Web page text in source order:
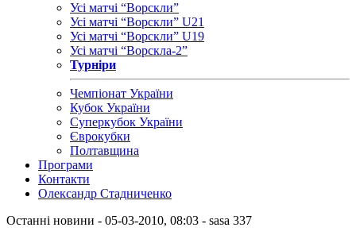
Усі матчі “Ворскли”
Усі матчі “Ворскли” U21
Усі матчі “Ворскли” U19
Усі матчі “Ворскла-2”
Турніри
Чемпіонат України
Кубок України
Суперкубок України
Єврокубки
Полтавщина
Програми
Контакти
Олександр Стадниченко
Останні новини - 05-03-2010, 08:03 - sasa 337